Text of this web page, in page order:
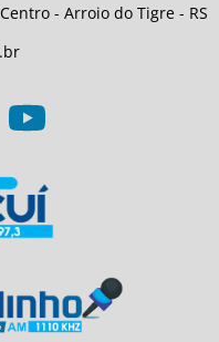
- Arroio do Tigre - RS